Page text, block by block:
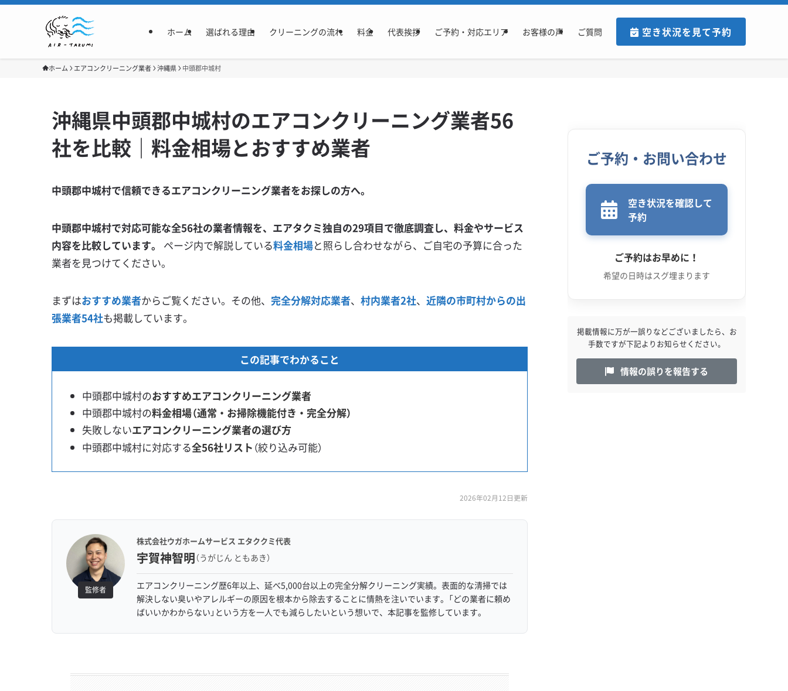
ホーム 選ばれる理由 クリーニングの流れ 料金 代表挨拶 ご予約・対応エリア お客様の声 ご質問 空き状況を見て予約
ホーム エアコンクリーニング業者 沖縄県 中頭郡中城村
沖縄県中頭郡中城村のエアコンクリーニング業者56
社を比較｜料金相場とおすすめ業者
中頭郡中城村で信頼できるエアコンクリーニング業者をお探しの方へ。
中頭郡中城村で対応可能な全56社の業者情報を、エアタクミ独自の29項目で徹底調査し、料金やサービス
内容を比較しています。
ページ内で解説している料金相場と照らし合わせながら、ご自宅の予算に合った
業者を見つけてください。
まずはおすすめ業者からご覧ください。その他、 完全分解対応業者、 村内業者2社、 近隣の市町村からの出
張業者54社も掲載しています。
この記事でわかること
中頭郡中城村のおすすめエアコンクリーニング業者
中頭郡中城村の料金相場（通常・お掃除機能付き・完全分解）
失敗しないエアコンクリーニング業者の選び方
中頭郡中城村に対応する全56社リスト （絞り込み可能）
2026年02月12日更新
監修者
株式会社ウガホームサービス エタククミ代表
宇賀神智明（うがじん ともあき）
エアコンクリーニング歴6年以上、延べ5,000台以上の完全分解クリーニング実績。表面的な清掃では
解決しない臭いやアレルギーの原因を根本から除去することに情熱を注いでいます。「どの業者に頼め
ばいいかわからない」という方を一人でも減らしたいという想いで、本記事を監修しています。
ご予約・お問い合わせ
空き状況を確認して
予約
ご予約はお早めに！
希望の日時はスグ埋まります
掲載情報に万が一誤りなどございましたら、お
手数ですが下記よりお知らせください。
情報の誤りを報告する